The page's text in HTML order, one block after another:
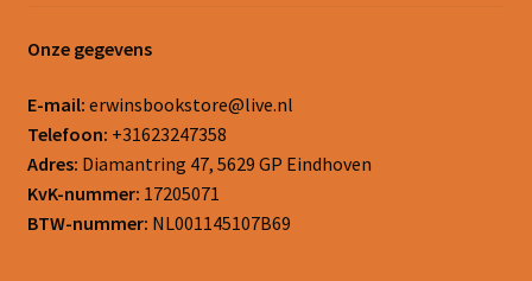
Onze gegevens
E-mail: erwinsbookstore@live.nl
Telefoon: +31623247358
Adres: Diamantring 47, 5629 GP Eindhoven
KvK-nummer: 17205071
BTW-nummer: NL001145107B69